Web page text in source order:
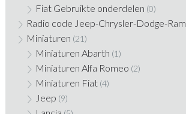
Fiat Gebruikte onderdelen (0)
Radio code Jeep-Chrysler-Dodge-Ram
Miniaturen (21)
Miniaturen Abarth (1)
Miniaturen Alfa Romeo (2)
Miniaturen Fiat (4)
Jeep (9)